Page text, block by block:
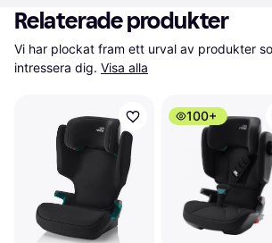
Relaterade produkter
Vi har plockat fram ett urval av produkter
intressera dig. Visa alla
100+